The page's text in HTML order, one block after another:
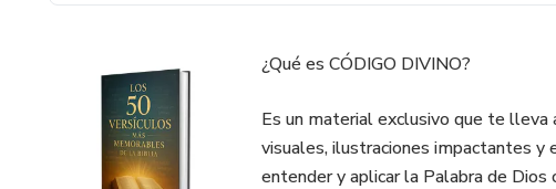
¿Qué es CÓDIGO DIVINO?
Es un material exclusivo que te
visuales, ilustraciones impactantes y
entender y aplicar la Palabra de Dios